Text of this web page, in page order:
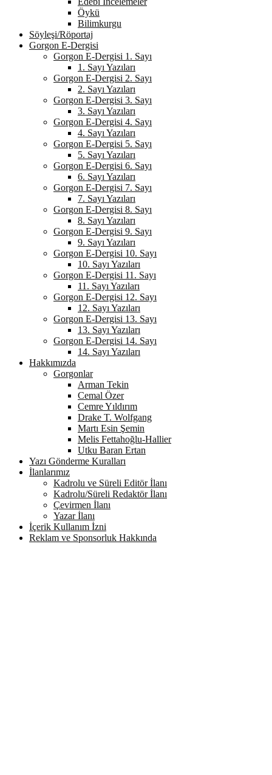
Öykü
Bilimkurgu
Söyleşi/Röportaj
Gorgon E-Dergisi
Gorgon E-Dergisi 1. Sayı
1. Sayı Yazıları
Gorgon E-Dergisi 2. Sayı
2. Sayı Yazıları
Gorgon E-Dergisi 3. Sayı
3. Sayı Yazıları
Gorgon E-Dergisi 4. Sayı
4. Sayı Yazıları
Gorgon E-Dergisi 5. Sayı
5. Sayı Yazıları
Gorgon E-Dergisi 6. Sayı
6. Sayı Yazıları
Gorgon E-Dergisi 7. Sayı
7. Sayı Yazıları
Gorgon E-Dergisi 8. Sayı
8. Sayı Yazıları
Gorgon E-Dergisi 9. Sayı
9. Sayı Yazıları
Gorgon E-Dergisi 10. Sayı
10. Sayı Yazıları
Gorgon E-Dergisi 11. Sayı
11. Sayı Yazıları
Gorgon E-Dergisi 12. Sayı
12. Sayı Yazıları
Gorgon E-Dergisi 13. Sayı
13. Sayı Yazıları
Gorgon E-Dergisi 14. Sayı
14. Sayı Yazıları
Hakkımızda
Gorgonlar
Arman Tekin
Cemal Özer
Cemre Yıldırım
Drake T. Wolfgang
Martı Esin Şemin
Melis Fettahoğlu-Hallier
Utku Baran Ertan
Yazı Gönderme Kuralları
İlanlarımız
Kadrolu ve Süreli Editör İlanı
Kadrolu/Süreli Redaktör İlanı
Çevirmen İlanı
Yazar İlanı
İçerik Kullanım İzni
Reklam ve Sponsorluk Hakkında